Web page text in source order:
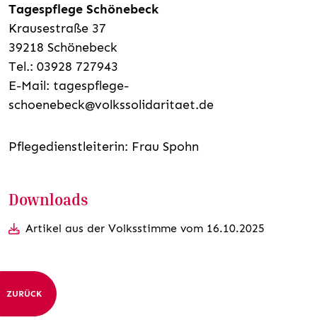
Tagespflege Schönebeck
Krausestraße 37
39218 Schönebeck
Tel.: 03928 727943
E-Mail: tagespflege-
schoenebeck@volkssolidaritaet.de
Pflegedienstleiterin: Frau Spohn
Downloads
Artikel aus der Volksstimme vom 16.10.2025
ZURÜCK